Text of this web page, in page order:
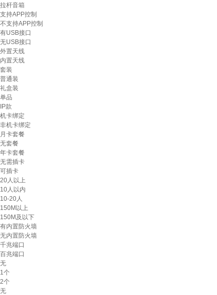
拉杆音箱
支持APP控制
不支持APP控制
有USB接口
无USB接口
外置天线
内置天线
套装
普通装
礼盒装
单品
IP款
机卡绑定
非机卡绑定
月卡套餐
无套餐
年卡套餐
无需插卡
可插卡
20人以上
10人以内
10-20人
150M以上
150M及以下
有内置防火墙
无内置防火墙
千兆端口
百兆端口
无
1个
2个
无